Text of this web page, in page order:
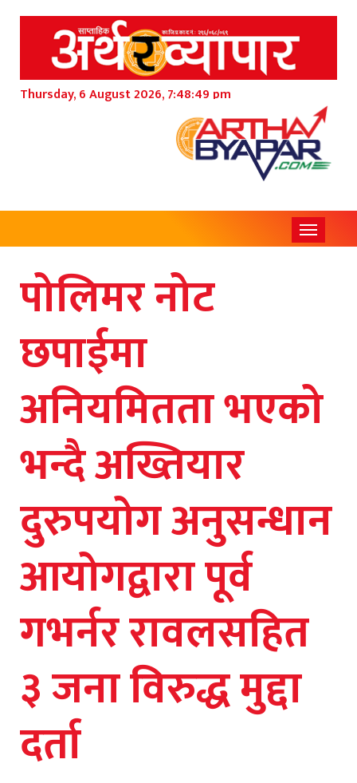
Thursday, 6 August 2026, 7:48:51 pm
Toggle
पोलिमर नोट
छपाईमा
अनियमितता भएको
भन्दै अख्तियार
दुरुपयोग अनुसन्धान
आयोगद्वारा पूर्व
गभर्नर रावलसहित
३ जना विरुद्ध मुद्दा
दर्ता